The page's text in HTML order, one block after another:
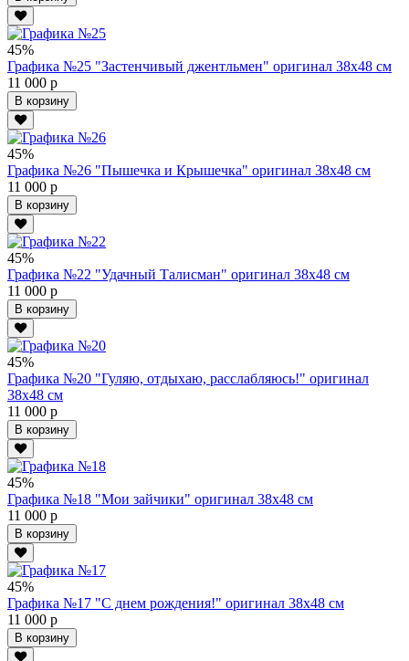
45%
Графика №25 "Застенчивый джентльмен" оригинал 38х48 см
11 000 р
В корзину
45%
Графика №26 "Пышечка и Крышечка" оригинал 38х48 см
11 000 р
В корзину
45%
Графика №22 "Удачный Талисман" оригинал 38х48 см
11 000 р
В корзину
45%
Графика №20 "Гуляю, отдыхаю, расслабляюсь!" оригинал
38х48 см
11 000 р
В корзину
45%
Графика №18 "Мои зайчики" оригинал 38х48 см
11 000 р
В корзину
45%
Графика №17 "С днем рождения!" оригинал 38х48 см
11 000 р
В корзину